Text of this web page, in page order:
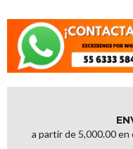
a partir de 5,000.00